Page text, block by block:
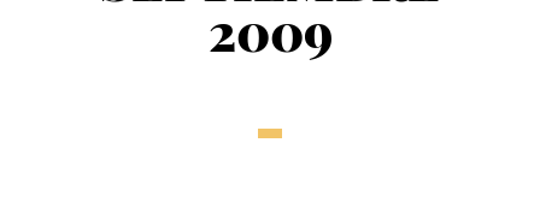
2009